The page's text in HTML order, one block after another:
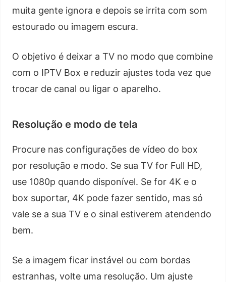
muita gente ignora e depois se irrita com som
estourado ou imagem escura.
O objetivo é deixar a TV no modo que combine
com o IPTV Box e reduzir ajustes toda vez que
trocar de canal ou ligar o aparelho.
Resolução e modo de tela
Procure nas configurações de vídeo do box
por resolução e modo. Se sua TV for Full HD,
use 1080p quando disponível. Se for 4K e o
box suportar, 4K pode fazer sentido, mas só
vale se a sua TV e o sinal estiverem atendendo
bem.
Se a imagem ficar instável ou com bordas
estranhas, volte uma resolução. Um ajuste